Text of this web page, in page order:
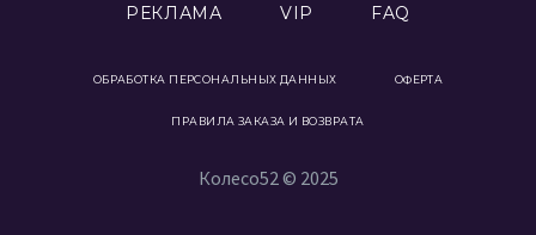
РЕКЛАМА
VIP FAQ
ОБРАБОТКА ПЕРСОНАЛЬНЫХ ДАННЫХ ОФЕРТА
ПРАВИЛА ЗАКАЗА И ВОЗВРАТА
Колесо52 © 2025